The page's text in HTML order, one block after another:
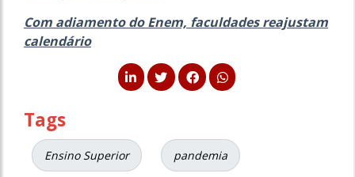
Com adiamento do Enem, faculdades reajustam
calendário
Tags
Ensino Superior pandemia